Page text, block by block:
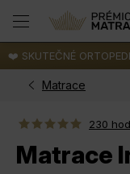
obsah
❤️ SKUTEČNÉ
Matrace
230
Matrace